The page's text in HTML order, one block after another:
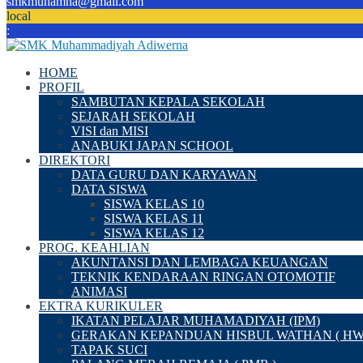
local
:
HOME
PROFIL
SAMBUTAN KEPALA SEKOLAH
SEJARAH SEKOLAH
VISI dan MISI
ANABUKI JAPAN SCHOOL
DIREKTORI
DATA GURU DAN KARYAWAN
DATA SISWA
SISWA KELAS 10
SISWA KELAS 11
SISWA KELAS 12
PROG. KEAHLIAN
AKUNTANSI DAN LEMBAGA KEUANGAN
TEKNIK KENDARAAN RINGAN OTOMOTIF
ANIMASI
EKTRA KURIKULER
IKATAN PELAJAR MUHAMADIYAH (IPM)
GERAKAN KEPANDUAN HISBUL WATHAN (
TAPAK SUCI